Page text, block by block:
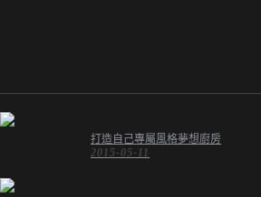
打造自己專屬風格夢想廚房
2015-05-11